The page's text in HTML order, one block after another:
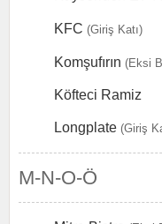
KFC (Giriş Katı)
Komşufırın (Eksi
Köfteci Ramiz
Longplate (Giriş
M-N-O-Ö